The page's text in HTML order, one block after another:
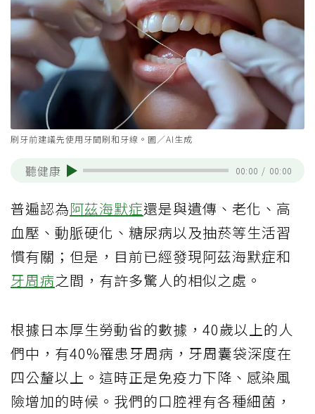
刷牙前建議先使用牙間刷和牙線。圖／AI生成
聽健康 00:00 / 00:00
普遍認為阿茲海默症還是與遺傳、老化、高
血壓、動脈硬化、糖尿病以及抽菸等生活習
慣有關；但是，目前已經發現阿茲海默症和
牙周病之間，有許多驚人的相似之處。
根據日本厚生勞動省的數據，40歲以上的人
們中，有40%罹患牙周病，牙周囊袋深度在
四公釐以上。這時正是免疫力下降、感染風
險增加的時候。我們的口腔裡有各種細菌，